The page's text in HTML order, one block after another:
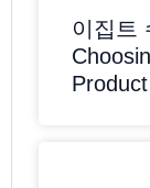
이집트
Product